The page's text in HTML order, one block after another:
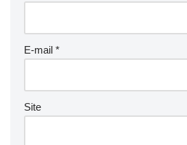
E-mail *
Site